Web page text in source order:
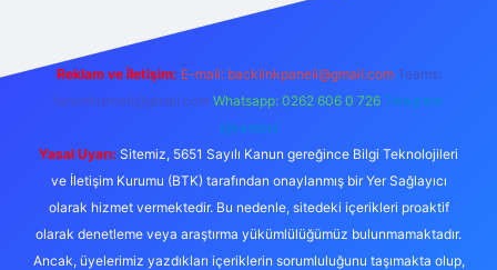
Reklam ve İletişim: E-mail: backlinkpaneli@gmail.com Teams:
forumhizmeti@gmail.com Whatsapp: 0262 606 0 726 Telegram:
@karabul
Yasal Uyarı: Sitemiz, 5651 Sayılı Kanun gereğince Bilgi Teknolojileri
ve İletişim Kurumu (BTK) tarafından onaylanmış bir Yer Sağlayıcı
olarak hizmet vermektedir. Bu nedenle, sitedeki içerikleri proaktif
olarak denetleme veya araştırma yükümlülüğümüz bulunmamaktadır.
Ancak, üyelerimiz yazdıkları içeriklerin sorumluluğunu taşımakta olup,